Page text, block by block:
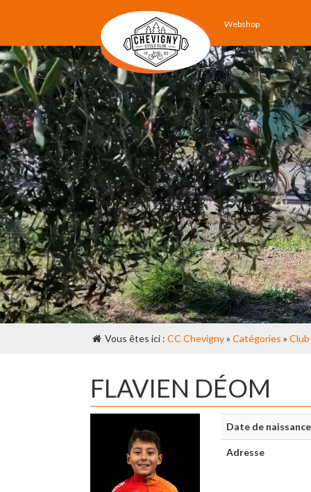
Webshop
Vous êtes ici : CC Chevigny» Catégories » Club
FLAVIEN DÉOM
Date de naissance
Adresse